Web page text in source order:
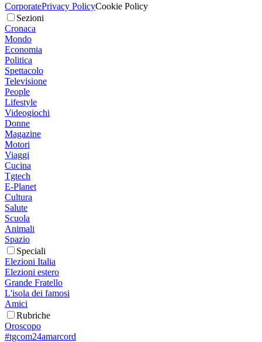
CorporatePrivacy PolicyCookie Policy
Sezioni
Cronaca
Mondo
Economia
Politica
Spettacolo
Televisione
People
Lifestyle
Videogiochi
Donne
Magazine
Motori
Viaggi
Cucina
Tgtech
E-Planet
Cultura
Salute
Scuola
Animali
Spazio
Speciali
Elezioni Italia
Elezioni estero
Grande Fratello
L'isola dei famosi
Amici
Rubriche
Oroscopo
#tgcom24amarcord